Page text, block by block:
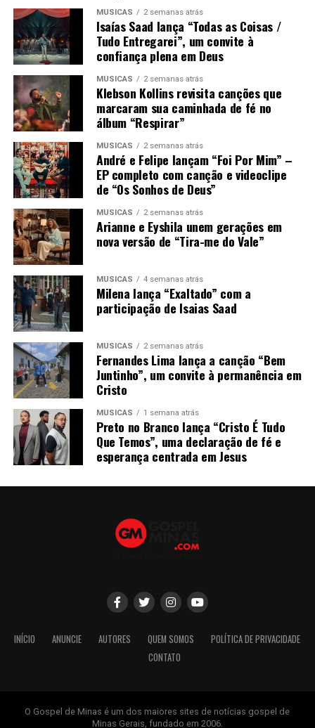
MÚSICAS 2 semanas atrás
Isaías Saad lança “Todas as Coisas /
Tudo Entregarei”, um convite à
confiança plena em Deus
MÚSICAS 2 semanas atrás
Klebson Kollins revisita canções que
marcaram sua caminhada de fé no
álbum “Respirar”
MÚSICAS 2 semanas atrás
André e Felipe lançam “Foi Por Mim” –
EP completo com canção e videoclipe
de “Os Sonhos de Deus”
MÚSICAS 2 semanas atrás
Arianne e Eyshila unem gerações em
nova versão de “Tira-me do Vale”
MÚSICAS 4 semanas atrás
Milena lança “Exaltado” com a
participação de Isaias Saad
MÚSICAS 2 semanas atrás
Fernandes Lima lança a canção “Bem
Juntinho”, um convite à permanência em
Cristo
MÚSICAS 1 semana atrás
Preto no Branco lança “Cristo É Tudo
Que Temos”, uma declaração de fé e
esperança centrada em Jesus
INÍCIO ANUNCIE AUTORES QUEM SOMOS
POLÍTICA DE PRIVACIDADE
CONTATO
O Gospel de Minas é um dos maiores sites de notícias gospel de
Minas Gerais, fundado em 2006.